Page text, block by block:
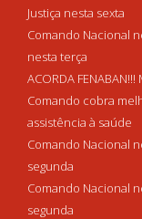
Justiça nesta sexta
Comando Nacional
nesta terça
ACORDA
Comando cobra
assistência à saúde
Comando Nacional
segunda
Comando Nacional
segunda